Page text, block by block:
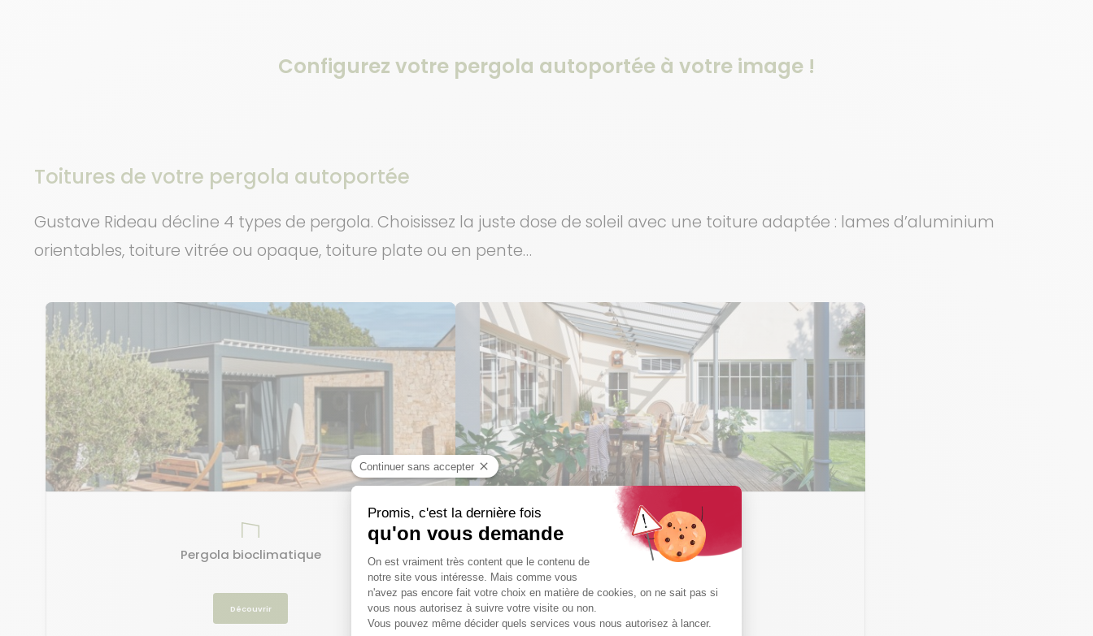
Configurez votre pergola autoportée à votre image !
Toitures de votre pergola autoportée
Gustave Rideau décline 4 types de pergola. Choisissez la juste dose de soleil avec une toiture adaptée : lames d’aluminium
orientables, toiture vitrée ou opaque, toiture plate ou en pente…
Pergola bioclimatique
Découvrir
Pergola vitrée